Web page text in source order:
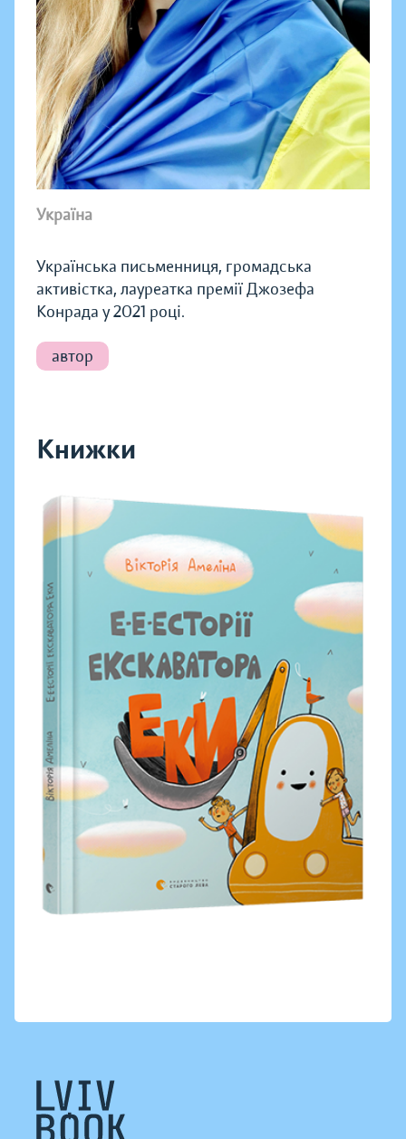
Україна
Українська письменниця, громадська
активістка, лауреатка премії Джозефа
Конрада у 2021 році.
автор
Книжки